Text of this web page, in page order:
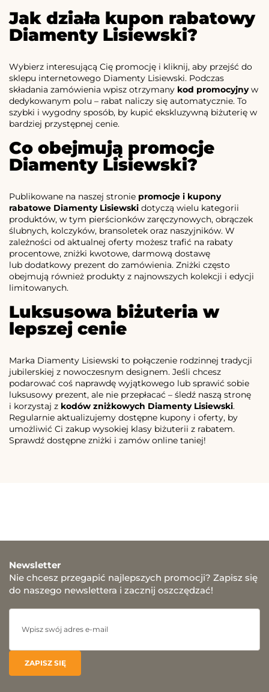
Jak działa kupon rabatowy
Diamenty Lisiewski?
Wybierz interesującą Cię promocję i kliknij, aby przejść do
sklepu internetowego Diamenty Lisiewski. Podczas
składania zamówienia wpisz otrzymany kod promocyjnyw
dedykowanym polu – rabat naliczy się automatycznie. To
szybki i wygodny sposób, by kupić ekskluzywną biżuterię w
bardziej przystępnej cenie.
Co obejmują promocje
Diamenty Lisiewski?
Publikowane na naszej stronie promocje i kupony
rabatowe Diamenty Lisiewski dotyczą wielu kategorii
produktów, w tym pierścionków zaręczynowych, obrączek
ślubnych, kolczyków, bransoletek oraz naszyjników. W
zależności od aktualnej oferty możesz trafić na rabaty
procentowe, zniżki kwotowe, darmową dostawę
lub dodatkowy prezent do zamówienia. Zniżki często
obejmują również produkty z najnowszych kolekcji i edycji
limitowanych.
Luksusowa biżuteria w
lepszej cenie
Marka Diamenty Lisiewski to połączenie rodzinnej tradycji
jubilerskiej z nowoczesnym designem. Jeśli chcesz
podarować coś naprawdę wyjątkowego lub sprawić sobie
luksusowy prezent, ale nie przepłacać – śledź naszą stronę
i korzystaj z kodów zniżkowych Diamenty Lisiewski.
Regularnie aktualizujemy dostępne kupony i oferty, by
umożliwić Ci zakup wysokiej klasy biżuterii z rabatem.
Sprawdź dostępne zniżki i zamów online taniej!
Newsletter
Nie chcesz przegapić najlepszych promocji? Zapisz się
do naszego newslettera i zacznij oszczędzać!